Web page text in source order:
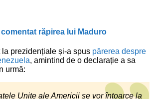
răpirea lui Maduro
la prezidențiale și-a spus părerea despre
, amintind de o declarație a sa
urmă:
Unite ale Americii se vor întoarce la